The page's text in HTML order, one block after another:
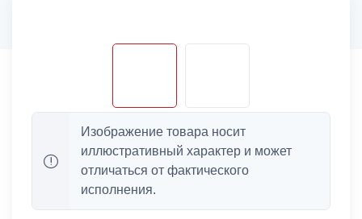
Изображение товара носит
иллюстративный характер и может
отличаться от фактического
исполнения.